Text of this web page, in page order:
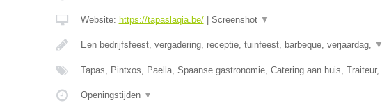
Website: https://tapaslaqia.be/| Screenshot ▼
Een bedrijfsfeest, vergadering, receptie, tuinfeest, barbeque, verjaardag, ▼
Tapas, Pintxos, Paella, Spaanse gastronomie, Catering aan huis, Traiteur,
Openingstijden ▼